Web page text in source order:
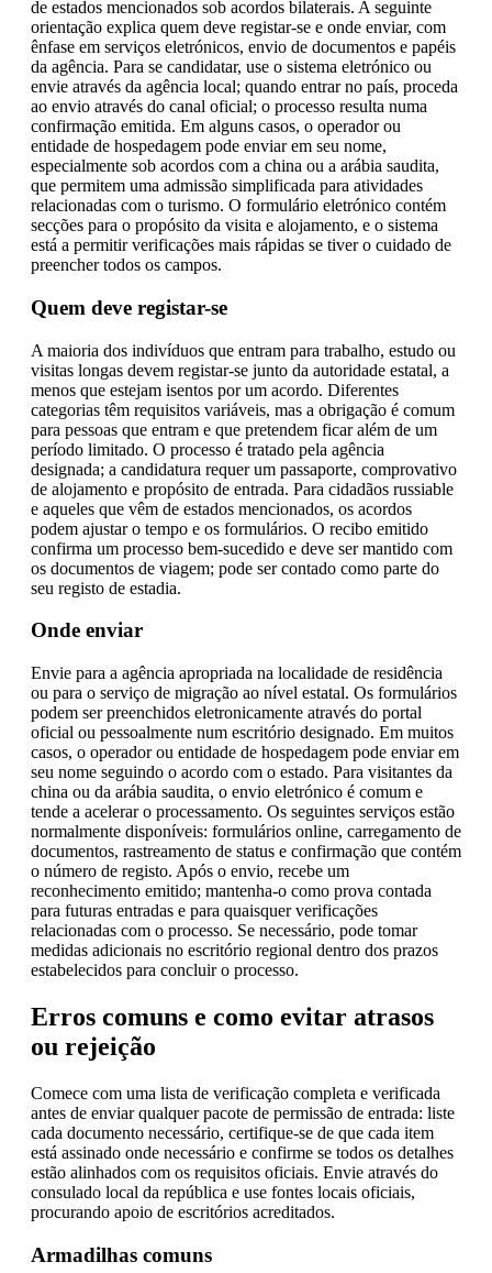
de estados mencionados sob acordos bilaterais. A seguinte
orientação explica quem deve registar-se e onde enviar, com
ênfase em serviços eletrónicos, envio de documentos e papéis
da agência. Para se candidatar, use o sistema eletrónico ou
envie através da agência local; quando entrar no país, proceda
ao envio através do canal oficial; o processo resulta numa
confirmação emitida. Em alguns casos, o operador ou
entidade de hospedagem pode enviar em seu nome,
especialmente sob acordos com a china ou a arábia saudita,
que permitem uma admissão simplificada para atividades
relacionadas com o turismo. O formulário eletrónico contém
secções para o propósito da visita e alojamento, e o sistema
está a permitir verificações mais rápidas se tiver o cuidado de
preencher todos os campos.
Quem deve registar-se
A maioria dos indivíduos que entram para trabalho, estudo ou
visitas longas devem registar-se junto da autoridade estatal, a
menos que estejam isentos por um acordo. Diferentes
categorias têm requisitos variáveis, mas a obrigação é comum
para pessoas que entram e que pretendem ficar além de um
período limitado. O processo é tratado pela agência
designada; a candidatura requer um passaporte, comprovativo
de alojamento e propósito de entrada. Para cidadãos russiable
e aqueles que vêm de estados mencionados, os acordos
podem ajustar o tempo e os formulários. O recibo emitido
confirma um processo bem-sucedido e deve ser mantido com
os documentos de viagem; pode ser contado como parte do
seu registo de estadia.
Onde enviar
Envie para a agência apropriada na localidade de residência
ou para o serviço de migração ao nível estatal. Os formulários
podem ser preenchidos eletronicamente através do portal
oficial ou pessoalmente num escritório designado. Em muitos
casos, o operador ou entidade de hospedagem pode enviar em
seu nome seguindo o acordo com o estado. Para visitantes da
china ou da arábia saudita, o envio eletrónico é comum e
tende a acelerar o processamento. Os seguintes serviços estão
normalmente disponíveis: formulários online, carregamento de
documentos, rastreamento de status e confirmação que contém
o número de registo. Após o envio, recebe um
reconhecimento emitido; mantenha-o como prova contada
para futuras entradas e para quaisquer verificações
relacionadas com o processo. Se necessário, pode tomar
medidas adicionais no escritório regional dentro dos prazos
estabelecidos para concluir o processo.
Erros comuns e como evitar atrasos
ou rejeição
Comece com uma lista de verificação completa e verificada
antes de enviar qualquer pacote de permissão de entrada: liste
cada documento necessário, certifique-se de que cada item
está assinado onde necessário e confirme se todos os detalhes
estão alinhados com os requisitos oficiais. Envie através do
consulado local da república e use fontes locais oficiais,
procurando apoio de escritórios acreditados.
Armadilhas comuns